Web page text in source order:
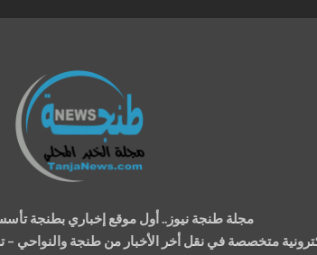
مجلة طنجة نيوز.. أول موقع إخباري بطنجة تأسس
متخصصة في نقل أخر الأخبار من طنجة والنواحي